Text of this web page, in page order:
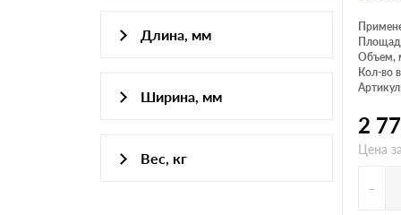
Длина, мм
Ширина, мм
Вес, кг
Объем,
Кол-во
2
Цена
-